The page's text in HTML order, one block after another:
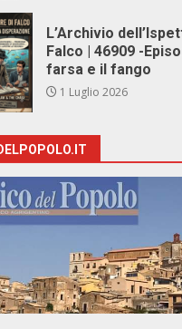
L’Archivio
Falco | 46909 -
farsa e il fango
1 Luglio 2026